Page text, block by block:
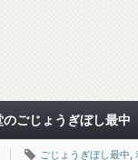
ごじょうぎぼし最中
ごじょうぎぼし最中